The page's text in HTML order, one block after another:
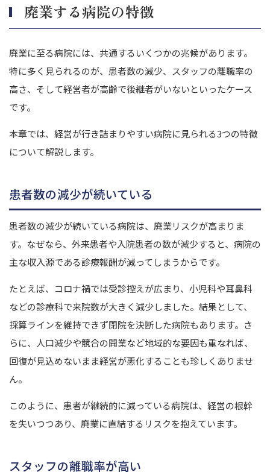
廃業する病院の特徴
廃業に至る病院には、共通するいくつかの兆候があります。
特に多く見られるのが、患者数の減少、スタッフの離職率の
高さ、そして経営者が高齢で後継者がいないといったケース
です。
本章では、経営が行き詰まりやすい病院に見られる3つの特徴
について解説します。
患者数の減少が続いている
患者数の減少が続いている病院は、廃業リスクが高まりま
す。 なぜなら、外来患者や入院患者の数が減少すると、病院の
主な収入源である診療報酬が減ってしまうからです。
たとえば、コロナ禍では受診控えが広まり、小児科や耳鼻科
などの診療科で来院数が大きく減少しました。 結果として、
採算ラインを維持できず閉院を決断した病院もあります。 さ
らに、人口減少や競合の開業など地域的な要因も重なれば、
回復が見込めないまま経営が悪化することも珍しくありませ
ん。
このように、患者が継続的に減っている病院は、経営の根幹
を失いつつあり、廃業に直結するリスクを抱えています。
スタッフの離職率が高い